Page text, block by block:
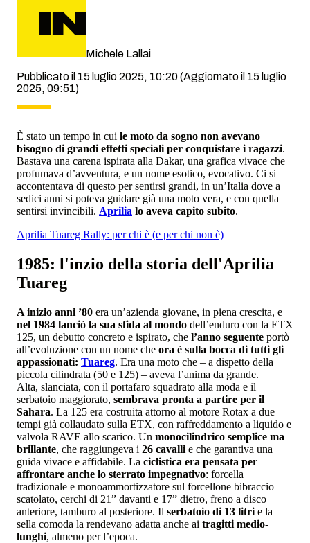
Michele Lallai
Pubblicato il 15 luglio 2025, 10:20(Aggiornato il 15 luglio
2025, 09:51)
È stato un tempo in cui le moto da sogno non avevano
bisogno di grandi effetti speciali per conquistare i ragazzi.
Bastava una carena ispirata alla Dakar, una grafica vivace che
profumava d’avventura, e un nome esotico, evocativo. Ci si
accontentava di questo per sentirsi grandi, in un’Italia dove a
sedici anni si poteva guidare già una moto vera, e con quella
sentirsi invincibili. Aprilia lo aveva capito subito.
Aprilia Tuareg Rally: per chi è (e per chi non è)
1985: l'inzio della storia dell'Aprilia
Tuareg
A inizio anni ’80 era un’azienda giovane, in piena crescita, e
nel 1984 lanciò la sua sfida al mondo dell’enduro con la ETX
125, un debutto concreto e ispirato, che l’anno seguente portò
all’evoluzione con un nome che ora è sulla bocca di tutti gli
appassionati: Tuareg. Era una moto che – a dispetto della
piccola cilindrata (50 e 125) – aveva l’anima da grande.
Alta, slanciata, con il portafaro squadrato alla moda e il
serbatoio maggiorato, sembrava pronta a partire per il
Sahara. La 125 era costruita attorno al motore Rotax a due
tempi già collaudato sulla ETX, con raffreddamento a liquido e
valvola RAVE allo scarico. Un monocilindrico semplice ma
brillante, che raggiungeva i 26 cavalli e che garantiva una
guida vivace e affidabile. La ciclistica era pensata per
affrontare anche lo sterrato impegnativo: forcella
tradizionale e monoammortizzatore sul forcellone bibraccio
scatolato, cerchi di 21” davanti e 17” dietro, freno a disco
anteriore, tamburo al posteriore. Il serbatoio di 13 litri e la
sella comoda la rendevano adatta anche ai tragitti medio-
lunghi, almeno per l’epoca.